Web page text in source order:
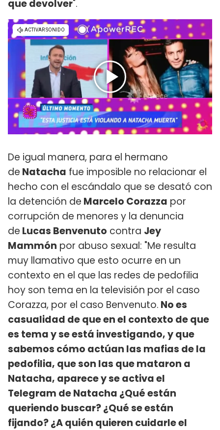
que devolver".
De igual manera, para el hermano
de Natacha fue imposible no relacionar el
hecho con el escándalo que se desató con
la detención de Marcelo Corazza por
corrupción de menores y la denuncia
de Lucas Benvenuto contra Jey
Mammón por abuso sexual: "Me resulta
muy llamativo que esto ocurre en un
contexto en el que las redes de pedofilia
hoy son tema en la televisión por el caso
Corazza, por el caso Benvenuto. No es
casualidad de que en el contexto de que
es tema y se está investigando, y que
sabemos cómo actúan las mafias de la
pedofilia, que son las que mataron a
Natacha, aparece y se activa el
Telegram de Natacha ¿Qué están
queriendo buscar? ¿Qué se están
fijando? ¿A quién quieren cuidarle el